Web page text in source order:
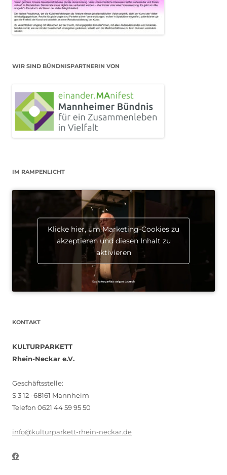
WIR SIND BÜNDNISPARTNERIN VON
IM RAMPENLICHT
Klicke hier, um Marketing-Cookies zu
akzeptieren und diesen Inhalt zu
aktivieren
KONTAKT
KULTURPARKETT
Rhein-Neckar e.V.
Geschäftsstelle:
S 3 12 · 68161 Mannheim
Telefon 0621 44 59 95 50
info@kulturparkett-rhein-neckar.de